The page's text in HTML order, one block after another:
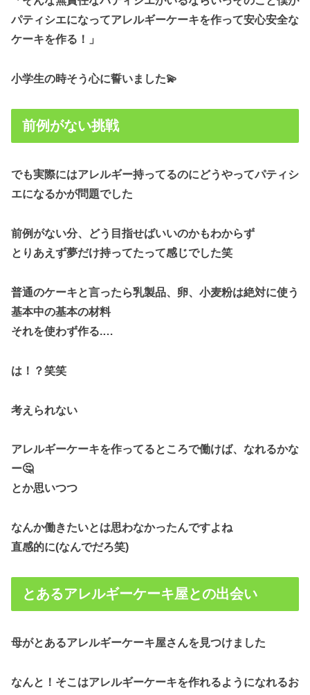
パティシエになってアレルギーケーキを作って安心安全な
ケーキを作る！」
小学生の時そう心に誓いました💫
前例がない挑戦
でも実際にはアレルギー持ってるのにどうやってパティシ
エになるかが問題でした
前例がない分、どう目指せばいいのかもわからず
とりあえず夢だけ持ってたって感じでした笑
普通のケーキと言ったら乳製品、卵、小麦粉は絶対に使う
基本中の基本の材料
それを使わず作る.…
は！？笑笑
考えられない
アレルギーケーキを作ってるところで働けば、なれるかな
ー🤔
とか思いつつ
なんか働きたいとは思わなかったんですよね
直感的に(なんでだろ笑)
とあるアレルギーケーキ屋との出会い
母がとあるアレルギーケーキ屋さんを見つけました
なんと！そこはアレルギーケーキを作れるようになれるお